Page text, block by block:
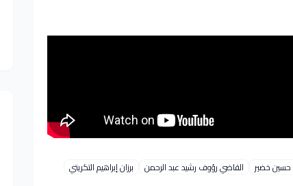
خضير القاضي رؤوف رشيد عبد الرحمن برزان إبراهيم التكريتي